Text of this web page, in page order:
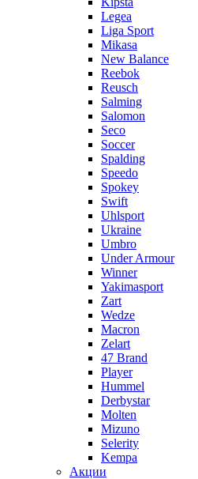
Legea
Liga Sport
Mikasa
New Balance
Reebok
Reusch
Salming
Salomon
Seco
Soccer
Spalding
Speedo
Spokey
Swift
Uhlsport
Ukraine
Umbro
Under Armour
Winner
Yakimasport
Zart
Wedze
Macron
Zelart
47 Brand
Player
Hummel
Derbystar
Molten
Mizuno
Selerity
Kempa
Акции